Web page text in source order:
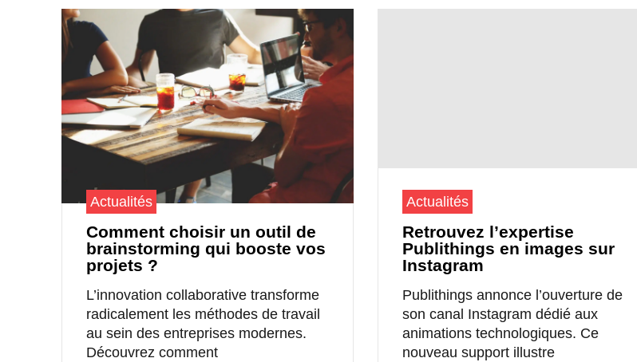
Actualités
Comment choisir un outil de
brainstorming qui booste vos
projets ?
L’innovation collaborative transforme
radicalement les méthodes de travail
au sein des entreprises modernes.
Découvrez comment
Actualités
Retrouvez l’expertise
Publithings en images sur
Instagram
Publithings annonce l’ouverture de
son canal Instagram dédié aux
animations technologiques. Ce
nouveau support illustre